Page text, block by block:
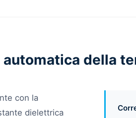
della
con la
dielettrica